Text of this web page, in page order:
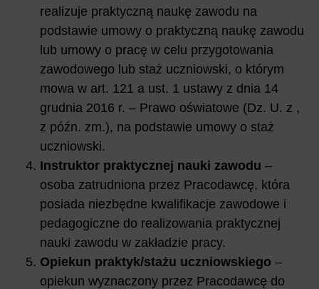
realizuje praktyczną naukę zawodu na
podstawie umowy o praktyczną naukę zawodu
lub umowy o pracę w celu przygotowania
zawodowego lub staż uczniowski, o którym
mowa w art. 121 a ust. 1 ustawy z dnia 14
grudnia 2016 r. – Prawo oświatowe (Dz. U. z ,
z późn. zm.), na podstawie umowy o staż
uczniowski.
Instruktor praktycznej nauki zawodu –
osoba zatrudniona przez Pracodawcę, która
posiada niezbędne kwalifikacje zawodowe i
pedagogiczne do realizowania praktycznej
nauki zawodu w zakładzie pracy.
Opiekun praktyk/stażu uczniowskiego –
opiekun wyznaczony przez Pracodawcę do